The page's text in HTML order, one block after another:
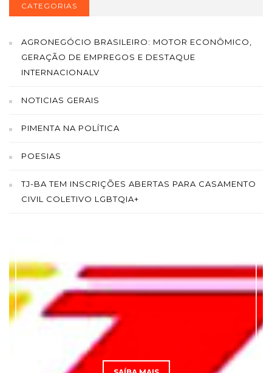
CATEGORIAS
AGRONEGÓCIO BRASILEIRO: MOTOR ECONÔMICO,
GERAÇÃO DE EMPREGOS E DESTAQUE
INTERNACIONALV
NOTICIAS GERAIS
PIMENTA NA POLÍTICA
POESIAS
TJ-BA TEM INSCRIÇÕES ABERTAS PARA CASAMENTO
CIVIL COLETIVO LGBTQIA+